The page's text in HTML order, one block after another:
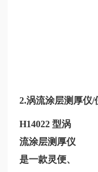
2.涡流涂层测厚仪/
H14022型涡
流涂层测厚仪
是一款灵便、